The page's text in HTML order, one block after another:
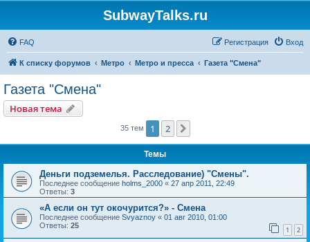
SubwayTalks.ru
FAQ Вход
Регистрация
К списку форумов Метро Метро и пресса Газета "Смена"
Газета "Смена"
Новая тема
35 тем 1 2
Темы
Деньги подземелья. Расследование) "Смены".
Последнее сообщение holms_2000 « 27 апр 2011, 22:49
Ответы: 3
«А если он тут окочурится?» - Смена
Последнее сообщение Svyaznoy « 01 авг 2010, 01:00
Ответы: 25 1 2